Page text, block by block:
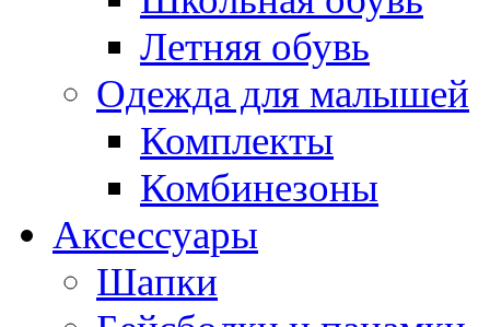
Летняя обувь
Одежда для малышей
Комплекты
Комбинезоны
Аксессуары
Шапки